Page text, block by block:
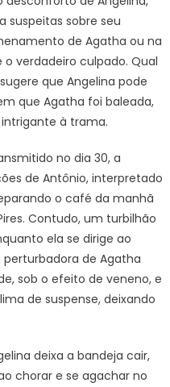
suspeitas sobre seu
de Agatha ou na
verdadeiro culpado. Qual
que Angelina pode
que Agatha foi baleada,
à trama.
no dia 30, a
de Antônio, interpretado
o café da manhã
Contudo, um turbilhão
ela se dirige ao
de Agatha
sob o efeito de veneno, e
de suspense, deixando
deixa a bandeja cair,
chorar e se agachar no